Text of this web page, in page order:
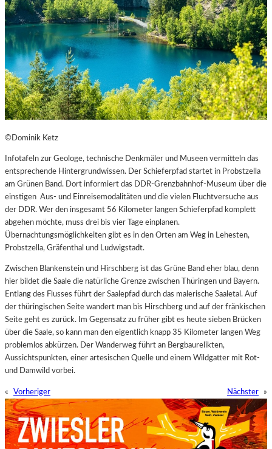
©Dominik Ketz
Infotafeln zur Geologe, technische Denkmäler und Museen vermitteln das
entsprechende Hintergrundwissen. Der Schieferpfad startet in Probstzella
am Grünen Band. Dort informiert das DDR-Grenzbahnhof-Museum über die
einstigen Aus- und Einreisemodalitäten und die vielen Fluchtversuche aus
der DDR. Wer den insgesamt 56 Kilometer langen Schieferpfad komplett
abgehen möchte, muss drei bis vier Tage einplanen.
Übernachtungsmöglichkeiten gibt es in den Orten am Weg in Lehesten,
Probstzella, Gräfenthal und Ludwigstadt.
Zwischen Blankenstein und Hirschberg ist das Grüne Band eher blau, denn
hier bildet die Saale die natürliche Grenze zwischen Thüringen und Bayern.
Entlang des Flusses führt der Saalepfad durch das malerische Saaletal. Auf
der thüringischen Seite wandert man bis Hirschberg und auf der fränkischen
Seite geht es zurück. Im Gegensatz zu früher gibt es heute sieben Brücken
über die Saale, so kann man den eigentlich knapp 35 Kilometer langen Weg
problemlos abkürzen. Der Wanderweg führt an Bergbaurelikten,
Aussichtspunkten, einer artesischen Quelle und einem Wildgatter mit Rot-
und Damwild vorbei.
« Vorheriger Nächster »